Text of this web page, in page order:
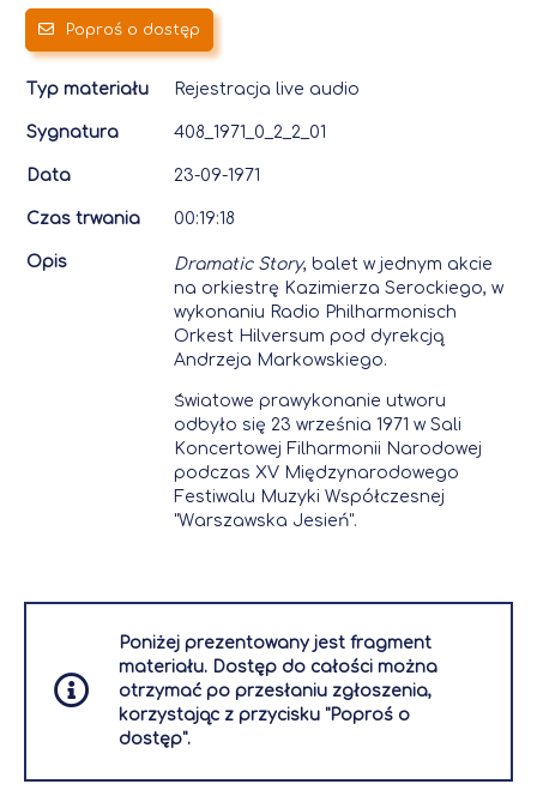
Poproś o dostęp
Typ materiału Rejestracja live audio
Sygnatura 408_1971_0_2_2_01
Data 23-09-1971
Czas trwania 00:19:18
Opis Dramatic Story, balet w jednym akcie
na orkiestrę Kazimierza Serockiego, w
wykonaniu Radio Philharmonisch
Orkest Hilversum pod dyrekcją
Andrzeja Markowskiego.
Światowe prawykonanie utworu
odbyło się 23 września 1971 w Sali
Koncertowej Filharmonii Narodowej
podczas XV Międzynarodowego
Festiwalu Muzyki Współczesnej
"Warszawska Jesień".
Poniżej prezentowany jest fragment
materiału. Dostęp do całości można
otrzymać po przesłaniu zgłoszenia,
korzystając z przycisku "Poproś o
dostęp".